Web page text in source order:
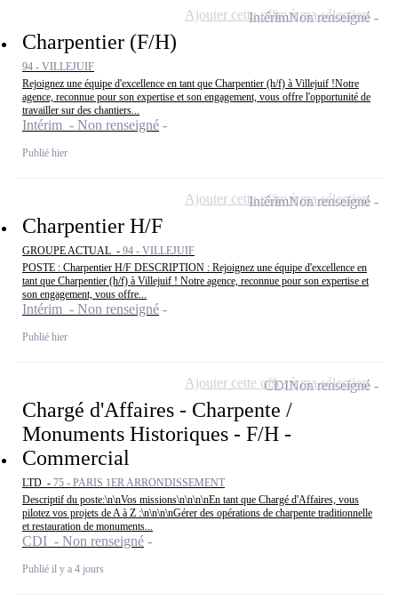
Charpentier (F/H)
94 - VILLEJUIF
Rejoignez une équipe d'excellence en tant que Charpentier (h/f) à Villejuif !Notre
agence, reconnue pour son expertise et son engagement, vous offre l'opportunité de
travailler sur des chantiers...
Intérim - Non renseigné
Publié hier
IntérimNon renseigné
Ajouter cette offre à ma sélection
Charpentier H/F
GROUPE ACTUAL - 94 - VILLEJUIF
POSTE : Charpentier H/F DESCRIPTION : Rejoignez une équipe d'excellence en
tant que Charpentier (h/f) à Villejuif ! Notre agence, reconnue pour son expertise et
son engagement, vous offre...
Intérim - Non renseigné
Publié hier
IntérimNon renseigné
Ajouter cette offre à ma sélection
Chargé d'Affaires - Charpente /
Monuments Historiques - F/H -
Commercial
LTD - 75 - PARIS 1ER ARRONDISSEMENT
Descriptif du poste:\n\nVos missions\n\n\n\nEn tant que Chargé d'Affaires, vous
pilotez vos projets de A à Z :\n\n\n\nGérer des opérations de charpente traditionnelle
et restauration de monuments...
CDI - Non renseigné
Publié il y a 4 jours
CDINon renseigné
Ajouter cette offre à ma sélection